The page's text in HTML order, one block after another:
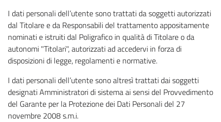
I dati personali dell’utente sono trattati da soggetti autorizzati
dal Titolare e da Responsabili del trattamento appositamente
nominati e istruiti dal Poligrafico in qualità di Titolare o da
autonomi "Titolari", autorizzati ad accedervi in forza di
disposizioni di legge, regolamenti e normative.
I dati personali dell’utente sono altresì trattati dai soggetti
designati Amministratori di sistema ai sensi del Provvedimento
del Garante per la Protezione dei Dati Personali del 27
novembre 2008 s.m.i.